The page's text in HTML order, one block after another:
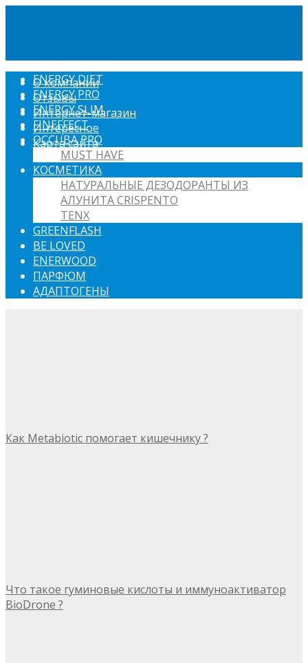
О компании
Отзывы
Интернет-магазин
Интересное
Карта сайта
ENERGY DIET
ENERGY PRO
ENERGY SLIM
FINEFFECT
OCCUBA PRO
MUST HAVE
КОСМЕТИКА
НАТУРАЛЬНЫЕ ДЕЗОДОРАНТЫ ИЗ
АЛУНИТА CRISPENTO
TENX
GREENFLASH
BE LOVED
ENERWOOD
ПАРФЮМ
АДАПТОГЕНЫ
Как Metabiotic помогает кишечнику ?
Что такое гуминовые кислоты и иммуноактиватор
BioDrone ?